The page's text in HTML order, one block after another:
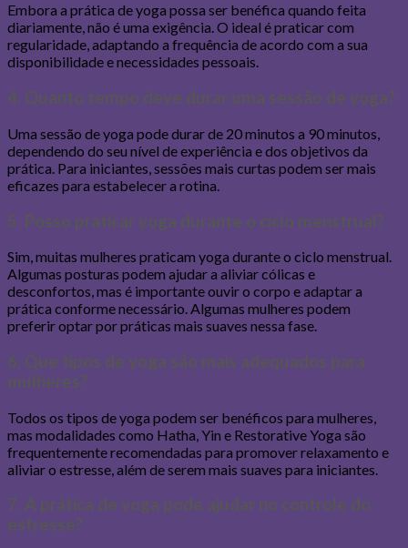
Embora a prática de yoga possa ser benéfica quando feita
diariamente, não é uma exigência. O ideal é praticar com
regularidade, adaptando a frequência de acordo com a sua
disponibilidade e necessidades pessoais.
4. Quanto tempo deve durar uma sessão de yoga?
Uma sessão de yoga pode durar de 20 minutos a 90 minutos,
dependendo do seu nível de experiência e dos objetivos da
prática. Para iniciantes, sessões mais curtas podem ser mais
eficazes para estabelecer a rotina.
5. Posso praticar yoga durante o ciclo menstrual?
Sim, muitas mulheres praticam yoga durante o ciclo menstrual.
Algumas posturas podem ajudar a aliviar cólicas e
desconfortos, mas é importante ouvir o corpo e adaptar a
prática conforme necessário. Algumas mulheres podem
preferir optar por práticas mais suaves nessa fase.
6. Que tipos de yoga são mais adequados para
mulheres?
Todos os tipos de yoga podem ser benéficos para mulheres,
mas modalidades como Hatha, Yin e Restorative Yoga são
frequentemente recomendadas para promover relaxamento e
aliviar o estresse, além de serem mais suaves para iniciantes.
7. A prática de yoga pode ajudar no controle do
estresse?